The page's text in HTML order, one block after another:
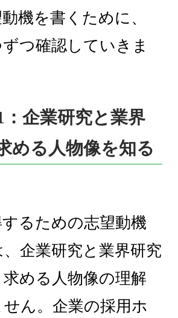
機を書くために、
つ確認していきま
企業研究と業界
める人物像を知る
るための志望動機
企業研究と業界研究
める人物像の理解
ん。企業の採用ホ